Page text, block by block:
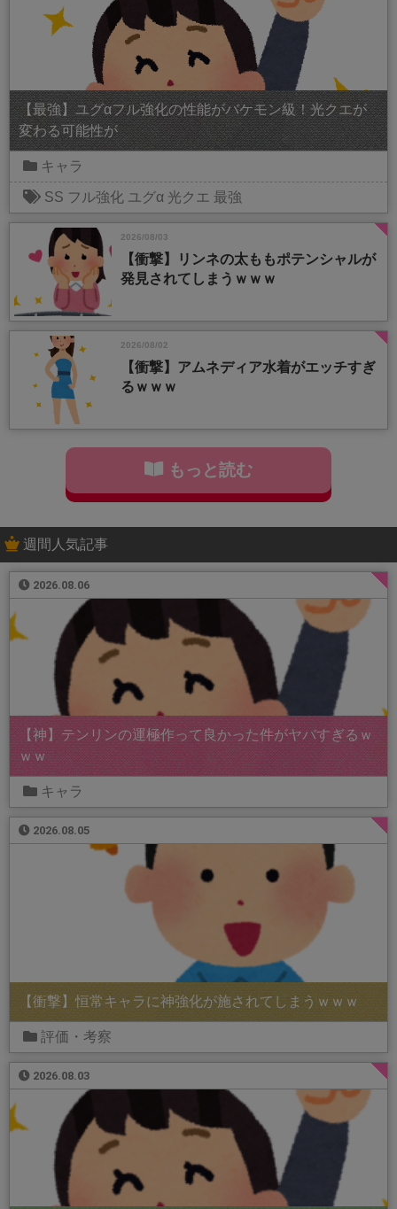
【最強】ユグαフル強化の性能がバケモン級！光クエが
変わる可能性が
キャラ
SS フル強化 ユグα 光クエ 最強
2026/08/03
【衝撃】リンネの太ももポテンシャルが
発見されてしまうｗｗｗ
2026/08/02
【衝撃】アムネディア水着がエッチすぎ
るｗｗｗ
もっと読む
週間人気記事
2026.08.06
【神】テンリンの運極作って良かった件がヤバすぎるｗ
ｗｗ
キャラ
2026.08.05
【衝撃】恒常キャラに神強化が施されてしまうｗｗｗ
評価・考察
2026.08.03